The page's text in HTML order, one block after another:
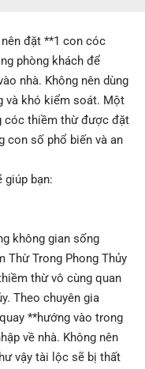
đặt **1 con cóc
phòng khách để
nhà. Không nên dùng
và khó kiểm soát. Một
cóc thiềm thừ được đặt
con số phổ biến và an
bạn:
không gian sống
Thừ Trong Phong Thủy
thừ vô cùng quan
Theo chuyên gia
**hướng vào trong
về nhà. Không nên
vậy tài lộc sẽ bị thất